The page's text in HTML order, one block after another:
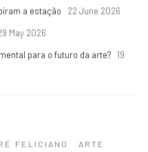
a estação
22 June 2026
May 2026
para o futuro da arte? 19
FELICIANO
ARTE